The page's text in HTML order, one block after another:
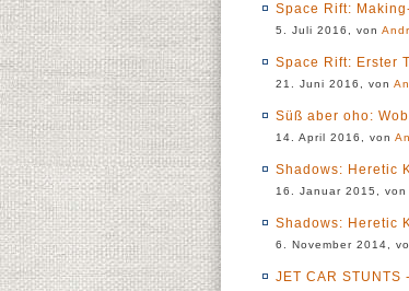
Space Rift:
5. Juli 2016, von
Space Rift: Erster
21. Juni 2016, von
Süß aber oho:
14. April 2016, von
Shadows: Heretic
16. Januar 2015, von
Shadows: Heretic
6. November 2014,
JET CAR